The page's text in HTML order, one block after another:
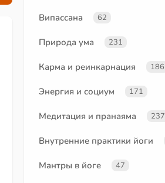
Випассана 62
Природа ума 231
Карма и реинкарнация 186
Энергия и социум 171
Медитация и пранаяма 237
Внутренние практики йоги
Мантры в йоге 47